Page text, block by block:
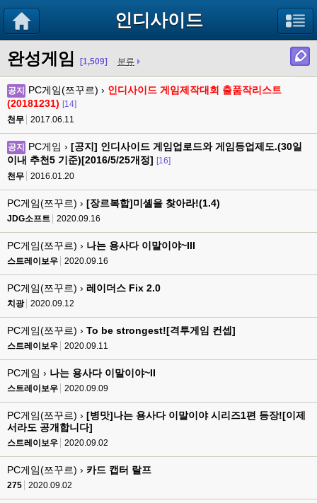
인디사이드
완성게임 [1,509] 분류
공지 PC게임(쯔꾸르) › 인디사이드 게임제작대회 출품작리스트
(20181231) [14]
천무
2017.06.11
공지 PC게임 › [공지] 인디사이드 게임업로드와 게임등업제도.(30일
이내 추천5 기준)[2016/5/25개정] [16]
천무
2016.01.20
PC게임(쯔꾸르) › [장르복합]미셸을 찾아라!(1.4)
JDG소프트 2020.09.16
PC게임(쯔꾸르) › 나는 용사다 이말이야~III
스트레이보우 2020.09.16
PC게임(쯔꾸르) › 레이더스 Fix 2.0
치광 2020.09.12
PC게임(쯔꾸르) › To be strongest![격투게임 컨셉]
스트레이보우 2020.09.11
PC게임 › 나는 용사다 이말이야~II
스트레이보우 2020.09.09
PC게임(쯔꾸르) › [병맛]나는 용사다 이말이야 시리즈1편 등장![이제
서라도 공개합니다]
스트레이보우 2020.09.02
PC게임(쯔꾸르) › 카드 캡터 랄프
275 2020.09.02